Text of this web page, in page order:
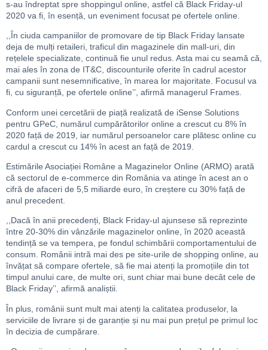
s-au îndreptat spre shoppingul online, astfel că Black Friday-ul
2020 va fi, în esență, un eveniment focusat pe ofertele online.
,,În ciuda campaniilor de promovare de tip Black Friday lansate
deja de mulți retaileri, traficul din magazinele din mall-uri, din
rețelele specializate, continuă fie unul redus. Asta mai cu seamă că,
mai ales în zona de IT&C, discounturile oferite în cadrul acestor
campanii sunt nesemnificative, în marea lor majoritate. Focusul va
fi, cu siguranță, pe ofertele online’’, afirmă managerul Frames.
Conform unei cercetării de piață realizată de iSense Solutions
pentru GPeC, numărul cumpărătorilor online a crescut cu 8% în
2020 față de 2019, iar numărul persoanelor care plătesc online cu
cardul a crescut cu 14% în acest an față de 2019.
Estimările Asociației Române a Magazinelor Online (ARMO) arată
că sectorul de e-commerce din România va atinge în acest an o
cifră de afaceri de 5,5 miliarde euro, în creștere cu 30% față de
anul precedent.
,,Dacă în anii precedenți, Black Friday-ul ajunsese să reprezinte
între 20-30% din vânzările magazinelor online, în 2020 această
tendință se va tempera, pe fondul schimbării comportamentului de
consum. Românii intră mai des pe site-urile de shopping online, au
învățat să compare ofertele, să fie mai atenți la promoțiile din tot
timpul anului care, de multe ori, sunt chiar mai bune decât cele de
Black Friday’’, afirmă analiștii.
În plus, românii sunt mult mai atenți la calitatea produselor, la
serviciile de livrare și de garanție și nu mai pun prețul pe primul loc
în decizia de cumpărare.